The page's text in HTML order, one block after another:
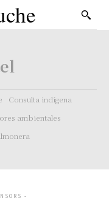
Consulta indígena
ambientales
-